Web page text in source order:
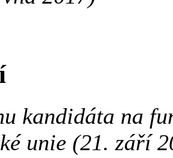
kandidáta na
unie (21. září